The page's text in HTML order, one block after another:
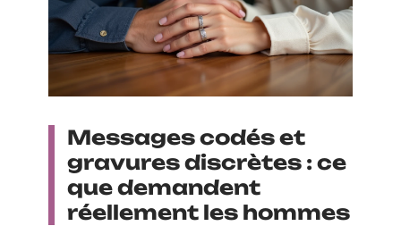
Messages codés et
gravures discrètes : ce
que demandent
réellement les hommes